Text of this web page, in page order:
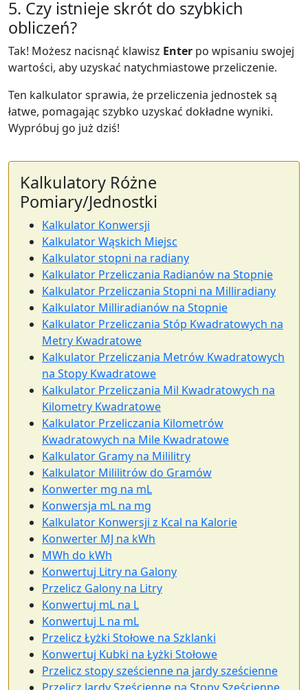
5. Czy istnieje skrót do szybkich
obliczeń?
Tak! Możesz nacisnąć klawisz Enter po wpisaniu swojej
wartości, aby uzyskać natychmiastowe przeliczenie.
Ten kalkulator sprawia, że przeliczenia jednostek są
łatwe, pomagając szybko uzyskać dokładne wyniki.
Wypróbuj go już dziś!
Kalkulatory Różne
Pomiary/Jednostki
Kalkulator Konwersji
Kalkulator Wąskich Miejsc
Kalkulator stopni na radiany
Kalkulator Przeliczania Radianów na Stopnie
Kalkulator Przeliczania Stopni na Milliradiany
Kalkulator Milliradianów na Stopnie
Kalkulator Przeliczania Stóp Kwadratowych na
Metry Kwadratowe
Kalkulator Przeliczania Metrów Kwadratowych
na Stopy Kwadratowe
Kalkulator Przeliczania Mil Kwadratowych na
Kilometry Kwadratowe
Kalkulator Przeliczania Kilometrów
Kwadratowych na Mile Kwadratowe
Kalkulator Gramy na Mililitry
Kalkulator Mililitrów do Gramów
Konwerter mg na mL
Konwersja mL na mg
Kalkulator Konwersji z Kcal na Kalorie
Konwerter MJ na kWh
MWh do kWh
Konwertuj Litry na Galony
Przelicz Galony na Litry
Konwertuj mL na L
Konwertuj L na mL
Przelicz Łyżki Stołowe na Szklanki
Konwertuj Kubki na Łyżki Stołowe
Przelicz stopy sześcienne na jardy sześcienne